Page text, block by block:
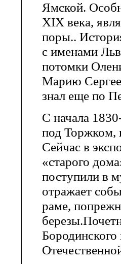
Ямской.
XIX века,
поры..
с именами
потомки
Марию
знал еще по
С начала
под Торжком,
Сейчас в
«старого
поступили в
отражает
раме,